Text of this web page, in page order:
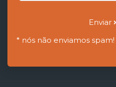
Enviar
* nós não enviamos spam!